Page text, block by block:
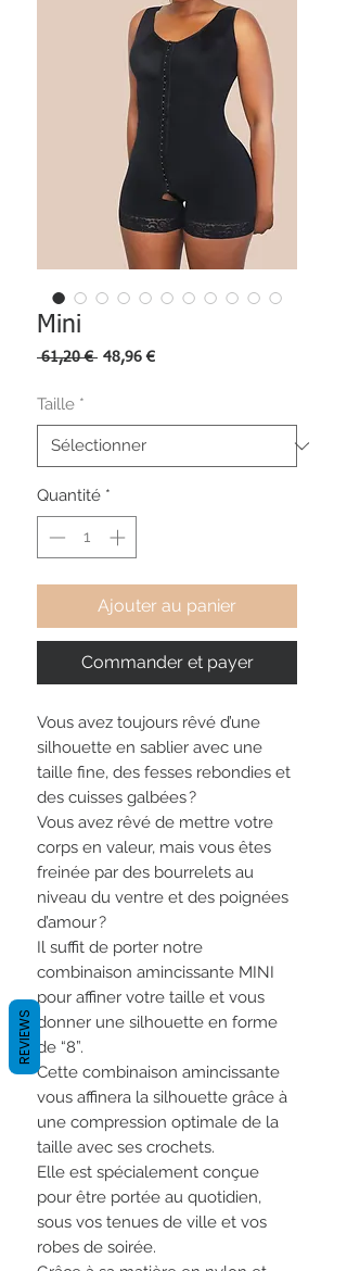
Mini
61,20 € Prix
48,96 €Prix
Taille *
Quantité *
Ajouter au panier
Commander et payer
Vous avez toujours rêvé d’une
silhouette en sablier avec une
taille fine, des fesses rebondies et
des cuisses galbées ?
Vous avez rêvé de mettre votre
corps en valeur, mais vous êtes
freinée par des bourrelets au
niveau du ventre et des poignées
d’amour ?
Il suffit de porter notre
combinaison amincissante MINI
pour affiner votre taille et vous
donner une silhouette en forme
de “8”.
Cette combinaison amincissante
vous affinera la silhouette grâce à
une compression optimale de la
taille avec ses crochets.
Elle est spécialement conçue
pour être portée au quotidien,
sous vos tenues de ville et vos
robes de soirée.
REVIEWS